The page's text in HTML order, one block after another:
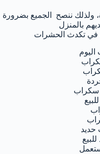
ولذلك ننصح الجميع بضرورة
بالمنزل
في تكدث الحشرات
سكراب